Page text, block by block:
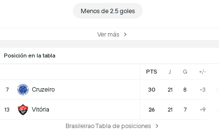
Menos de 2.5 goles
Ver más
Posición en la tabla
PTS J G +/-
7 Cruzeiro 30 21 8 -3
13 Vitória 26 21 7 -9
Brasileirao Tabla de posiciones